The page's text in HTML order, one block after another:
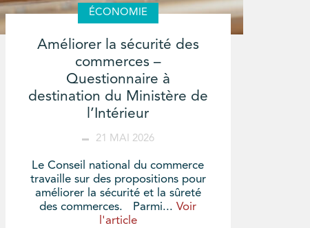
ÉCONOMIE
Améliorer la sécurité des
commerces –
Questionnaire à
destination du Ministère de
l’Intérieur
21 MAI 2026
Le Conseil national du commerce
travaille sur des propositions pour
améliorer la sécurité et la sûreté
des commerces. Parmi...Voir
l'article